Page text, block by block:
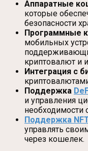
Аппаратные
которые
безопасности
Программные
мобильных
криптовалют и
Интеграция с
Поддержка
и управления
необходимости
Поддержка
управлять
через кошелек.